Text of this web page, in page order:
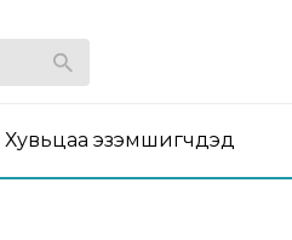
Хувьцаа эзэмшигчдэд